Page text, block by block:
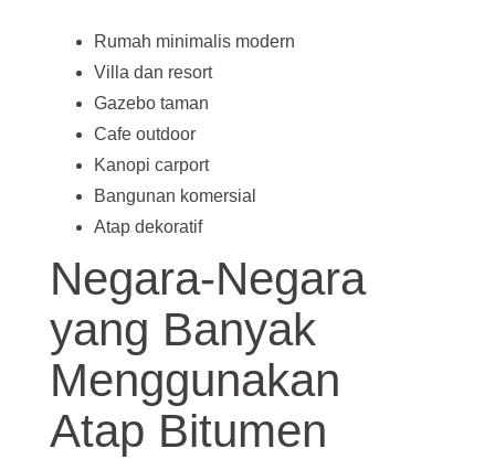
Rumah minimalis modern
Villa dan resort
Gazebo taman
Cafe outdoor
Kanopi carport
Bangunan komersial
Atap dekoratif
Negara-Negara
yang Banyak
Menggunakan
Atap Bitumen